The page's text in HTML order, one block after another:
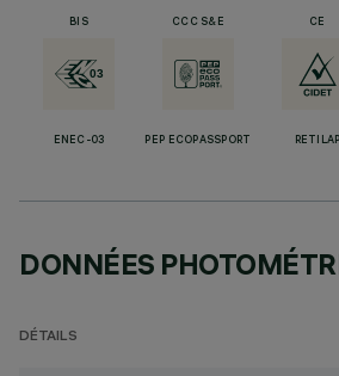
BIS CCC S&E CE
ENEC-03 PEP ECOPASSPORT RETILAP
DONNÉES
DÉTAILS